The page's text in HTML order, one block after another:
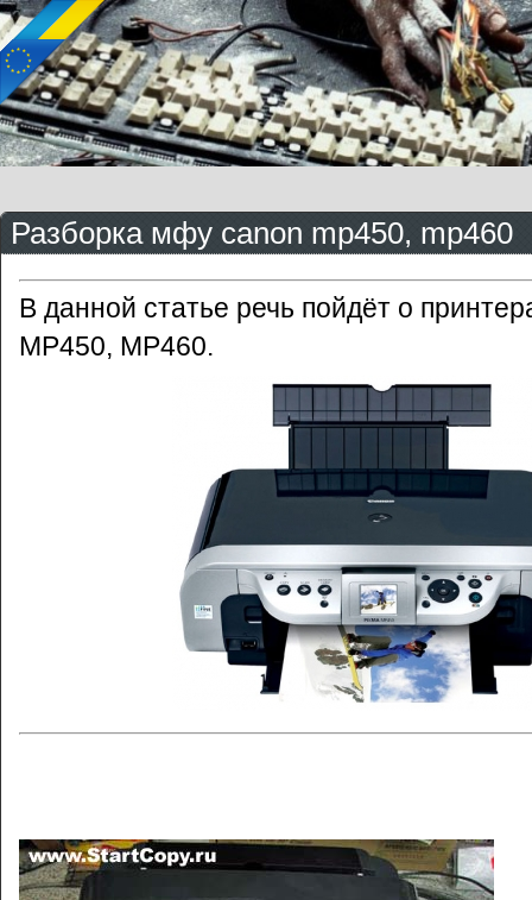
Разборка мфу canon mp450, mp460
В данной статье речь пойдёт о
MP450, MP460.